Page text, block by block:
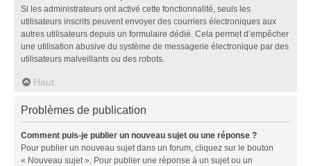
Si les administrateurs ont activé cette fonctionnalité, seuls les
utilisateurs inscrits peuvent envoyer des courriers électroniques aux
autres utilisateurs depuis un formulaire dédié. Cela permet d’empêcher
une utilisation abusive du système de messagerie électronique par des
utilisateurs malveillants ou des robots.
Haut
Problèmes de publication
Comment puis-je publier un nouveau sujet ou une réponse ?
Pour publier un nouveau sujet dans un forum, cliquez sur le bouton
« Nouveau sujet ». Pour publier une réponse à un sujet ou un